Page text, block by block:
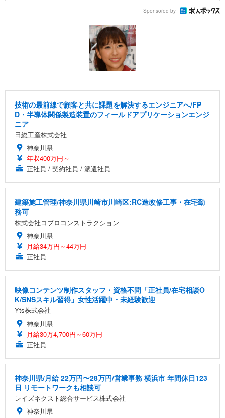
Sponsored by
技術の最前線で顧客と共に課題を解決するエンジニアへ/FP
D・半導体関係製造装置のフィールドアプリケーションエンジ
ニア
日総工産株式会社
神奈川県
年収400万円～
正社員 / 契約社員 / 派遣社員
建築施工管理/神奈川県川崎市川崎区:RC造改修工事・在宅勤
務可
株式会社コプロコンストラクション
神奈川県
月給34万円～44万円
正社員
映像コンテンツ制作スタッフ・資格不問「正社員/在宅相談O
K/SNSスキル習得」女性活躍中・未経験歓迎
Yts株式会社
神奈川県
月給30万4,700円～60万円
正社員
神奈川県/月給 22万円〜28万円/営業事務 横浜市 年間休日123
日 リモートワークも相談可
レイズネクスト総合サービス株式会社
神奈川県